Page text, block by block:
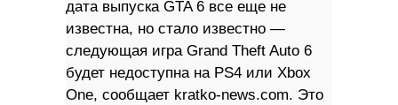
дата выпуска GTA 6 все еще не
известна, но стало известно —
следующая игра Grand Theft Auto 6
будет недоступна на PS4 или Xbox
One, сообщает kratko-news.com. Это